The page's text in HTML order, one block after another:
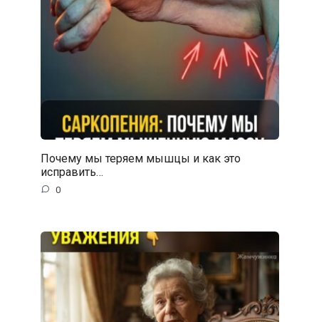
Почему мы теряем мышцы и как это
исправить…
0